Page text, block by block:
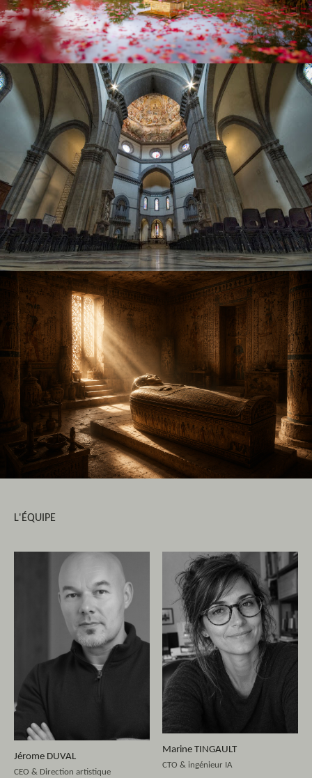
L'ÉQUIPE
Jérome DUVAL
CEO & Direction artistique
Marine TINGAULT
CTO & ingénieur IA